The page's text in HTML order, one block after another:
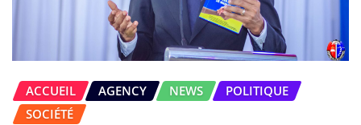
ACCUEIL AGENCY NEWS
POLITIQUE
SOCIÉTÉ